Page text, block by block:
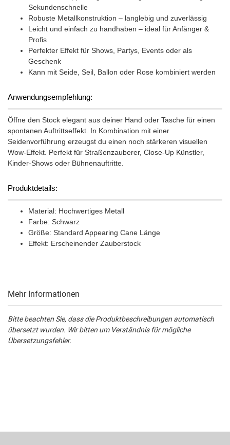
Sekundenschnelle
Robuste Metallkonstruktion – langlebig und zuverlässig
Leicht und einfach zu handhaben – ideal für Anfänger &
Profis
Perfekter Effekt für Shows, Partys, Events oder als
Geschenk
Kann mit Seide, Seil, Ballon oder Rose kombiniert werden
Anwendungsempfehlung:
Öffne den Stock elegant aus deiner Hand oder Tasche für einen
spontanen Auftrittseffekt. In Kombination mit einer
Seidenvorführung erzeugst du einen noch stärkeren visuellen
Wow-Effekt. Perfekt für Straßenzauberer, Close-Up Künstler,
Kinder-Shows oder Bühnenauftritte.
Produktdetails:
Material: Hochwertiges Metall
Farbe: Schwarz
Größe: Standard Appearing Cane Länge
Effekt: Erscheinender Zauberstock
Mehr Informationen
Bitte beachten Sie, dass die Produktbeschreibungen automatisch
übersetzt wurden. Wir bitten um Verständnis für mögliche
Übersetzungsfehler.